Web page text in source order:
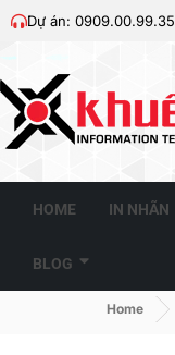
Dự án: 0909.00.99.35
HOME IN NHÃN
BLOG
Home